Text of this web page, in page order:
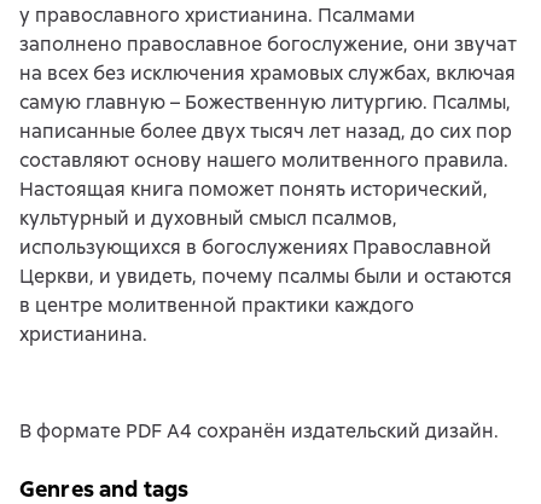
у православного христианина. Псалмами
заполнено православное богослужение, они звучат
на всех без исключения храмовых службах, включая
самую главную – Божественную литургию. Псалмы,
написанные более двух тысяч лет назад, до сих пор
составляют основу нашего молитвенного правила.
Настоящая книга поможет понять исторический,
культурный и духовный смысл псалмов,
использующихся в богослужениях Православной
Церкви, и увидеть, почему псалмы были и остаются
в центре молитвенной практики каждого
христианина.
В формате PDF A4 сохранён издательский дизайн.
Genres and tags